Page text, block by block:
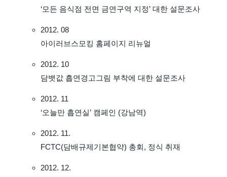
‘모든 음식점 전면 금연구역 지정’ 대한 설문조사
2012. 08
아이러브스모킹 홈페이지 리뉴얼
2012. 10
담뱃값 흡연경고그림 부착에 대한 설문조사
2012. 11
‘오늘만 흡연실’ 캠페인 (강남역)
2012. 11.
FCTC(담배규제기본협약) 총회, 정식 취재
2012. 12.